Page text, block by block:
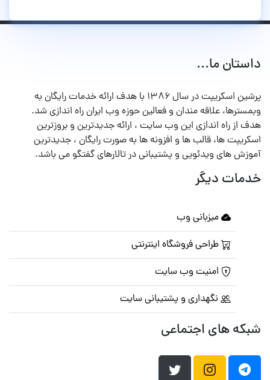
داستان ما...
پرشین اسکریپت در سال ۱۳۸۶ با هدف ارائه خدمات رایگان به
وبمسترها، علاقه مندان و فعالین حوزه وب ایران راه اندازی شد.
هدف از راه اندازی این وب سایت ، ارائه جدیدترین و بروزترین
اسکریپت ها، قالب ها و افزونه ها به صورت رایگان ، جدیدترین
آموزش های ویدئویی و پشتیبانی در تالارهای گفتگو می باشد.
خدمات دیگر
میزبانی وب
طراحی فروشگاه اینترنتی
امنیت وب سایت
نگهداری و پشتیبانی سایت
شبکه های اجتماعی